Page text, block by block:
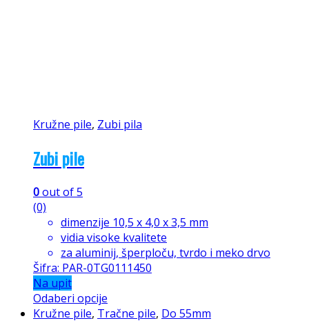
Kružne pile, Zubi pila
Zubi pile
0out of 5
(0)
dimenzije 10,5 x 4,0 x 3,5 mm
vidia visoke kvalitete
za aluminij, šperploču, tvrdo i meko drvo
Šifra: PAR-0TG0111450
Na upit
Odaberi opcije
Kružne pile, Tračne pile, Do 55mm